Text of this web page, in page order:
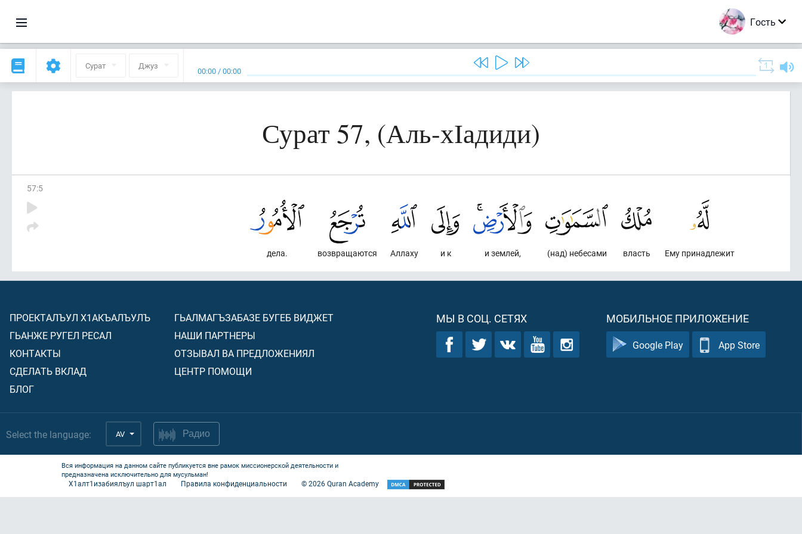
Гость
Сурат Джуз 00:00 /00:00
Сурат 57, (Аль-хІадиди)
57:5
Ему принадлежит
власть
(над) небесами
и землей,
и к
Аллаху
возвращаются
дела.
ПРОЕКТАЛЪУЛ Х1АКЪАЛЪУЛЪ
ГЬАНЖЕ РУГЕЛ РЕСАЛ
КОНТАКТЫ
СДЕЛАТЬ ВКЛАД
БЛОГ
ГЬАЛМАГЪЗАБАЗЕ БУГЕБ ВИДЖЕТ
НАШИ ПАРТНЕРЫ
ОТЗЫВАЛ ВА ПРЕДЛОЖЕНИЯЛ
ЦЕНТР ПОМОЩИ
МЫ В СОЦ. СЕТЯХ МОБИЛЬНОЕ ПРИЛОЖЕНИЕ
Google Play App Store
Select the language: AV Радио
Вся информация на данном сайте публикуется вне рамок миссионерской деятельности и
предназначена исключительно для мусульман!
Х1алт1изабиялъул шарт1ал Правила конфиденциальности ©2026Quran Academy